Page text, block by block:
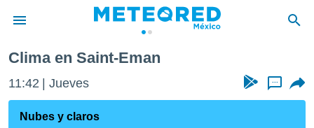
de
ha sido
Clima en Saint-Eman
11:42 Jueves ...
Nubes y claros